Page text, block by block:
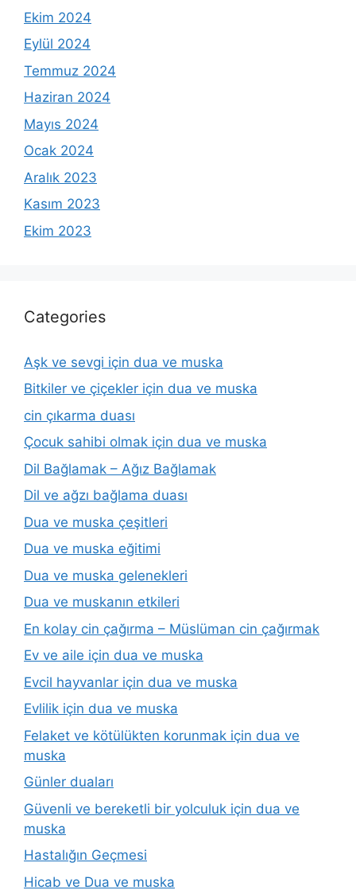
Ekim 2024
Eylül 2024
Temmuz 2024
Haziran 2024
Mayıs 2024
Ocak 2024
Aralık 2023
Kasım 2023
Ekim 2023
Categories
Aşk ve sevgi için dua ve muska
Bitkiler ve çiçekler için dua ve muska
cin çıkarma duası
Çocuk sahibi olmak için dua ve muska
Dil Bağlamak – Ağız Bağlamak
Dil ve ağzı bağlama duası
Dua ve muska çeşitleri
Dua ve muska eğitimi
Dua ve muska gelenekleri
Dua ve muskanın etkileri
En kolay cin çağırma – Müslüman cin çağırmak
Ev ve aile için dua ve muska
Evcil hayvanlar için dua ve muska
Evlilik için dua ve muska
Felaket ve kötülükten korunmak için dua ve
muska
Günler duaları
Güvenli ve bereketli bir yolculuk için dua ve
muska
Hastalığın Geçmesi
Hicab ve Dua ve muska